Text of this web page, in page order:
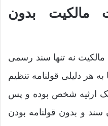
مالکیت بدون
نه تنها سند رسمی
به هر دلیلی قولنامه تنظیم
ارثیه شخص بوده و پس
و بدون قولنامه بودن